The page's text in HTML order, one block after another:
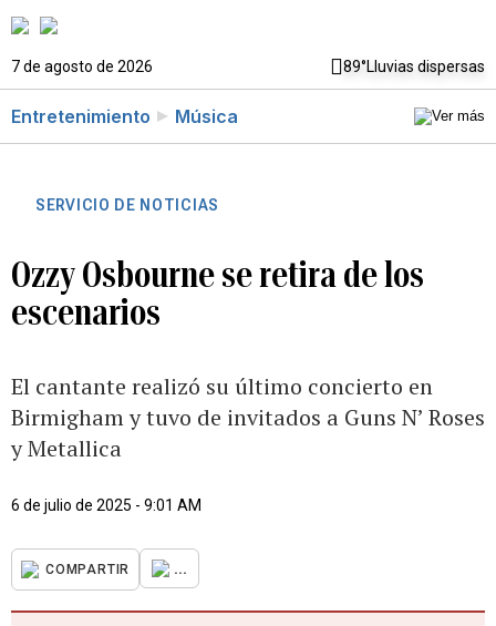
7 de agosto de 2026 89°Lluvias dispersas
Entretenimiento Música
SERVICIO DE NOTICIAS
Ozzy Osbourne se retira de los
escenarios
El cantante realizó su último concierto en
Birmigham y tuvo de invitados a Guns N’ Roses
y Metallica
6 de julio de 2025 - 9:01 AM
COMPARTIR ...